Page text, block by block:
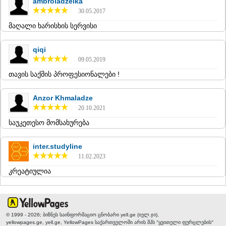
30.05.2017
მაღალი ხარისხის სერვისი
qiqi
09.05.2019
თავის საქმის პროფესიონალები !
Anzor Khmaladze
20.10.2021
საუკეთესო მომსახურება
inter.studyline
11.02.2023
კრეატიულია
© 1999 - 2026; ბიზნეს საინფორმაციო ცნობარი yell.ge (იელ.ჯი),
yellowpages.ge, yell.ge, YellowPages საქართველოში არის შპს "ყვითელი ფურცლების"